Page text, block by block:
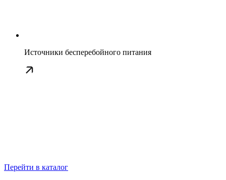
Источники бесперебойного питания
Перейти в каталог